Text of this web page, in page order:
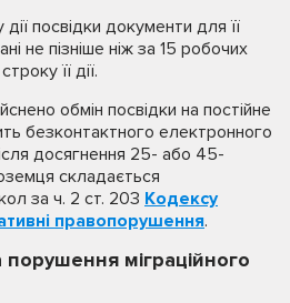
посвідки документи для її
не пізніше ніж за 15 робочих
її дії.
обмін посвідки на постійне
безконтактного електронного
досягнення 25- або 45-
складається
за ч. 2 ст. 203 Кодексу
правопорушення.
порушення міграційного